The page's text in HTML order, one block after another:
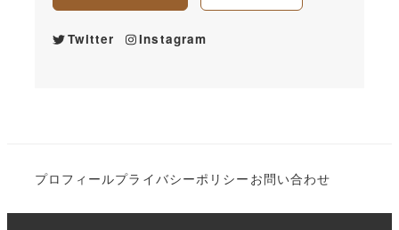
Twitter Instagram
プロフィールプライバシーポリシー お問い合わせ